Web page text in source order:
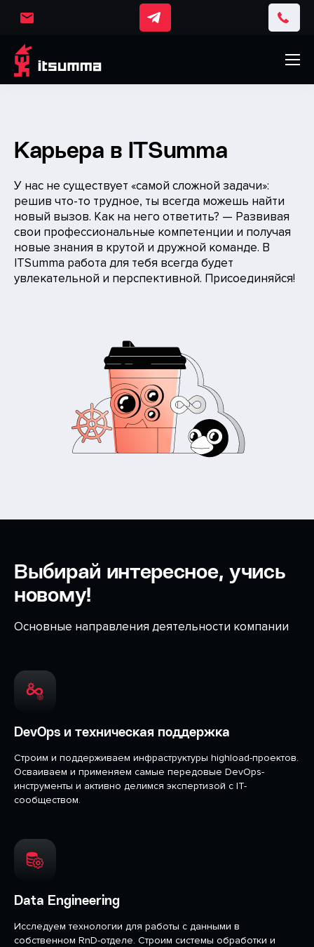
Карьера в ITSumma
У нас не существует «самой сложной задачи»:
решив что-то трудное, ты всегда можешь найти
новый вызов. Как на него ответить? — Развивая
свои профессиональные компетенции и получая
новые знания в крутой и дружной команде. В
ITSumma работа для тебя всегда будет
увлекательной и перспективной. Присоединяйся!
Выбирай интересное, учись
новому!
Основные направления деятельности компании
DevOps и техническая поддержка
Строим и поддерживаем инфраструктуры highload-проектов.
Осваиваем и применяем самые передовые DevOps-
инструменты и активно делимся экспертизой с IT-
сообществом.
Data Engineering
Исследуем технологии для работы с данными в
собственном RnD-отделе. Строим системы обработки и